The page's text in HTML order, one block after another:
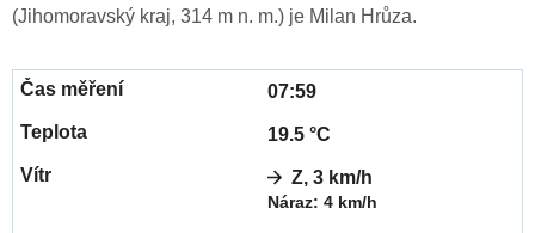
(Jihomoravský kraj, 314 m n. m.) je Milan Hrůza.
07:59
19.5 °C
Z, 3 km/h
Náraz: 4 km/h